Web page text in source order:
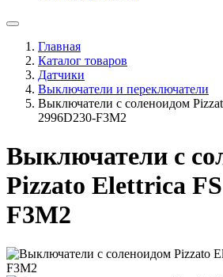
Главная
Каталог товаров
Датчики
Выключатели и переключатели
Выключатели с соленоидом
2996D230-F3M2
Выключатели с
Pizzato Elettrica
F3M2